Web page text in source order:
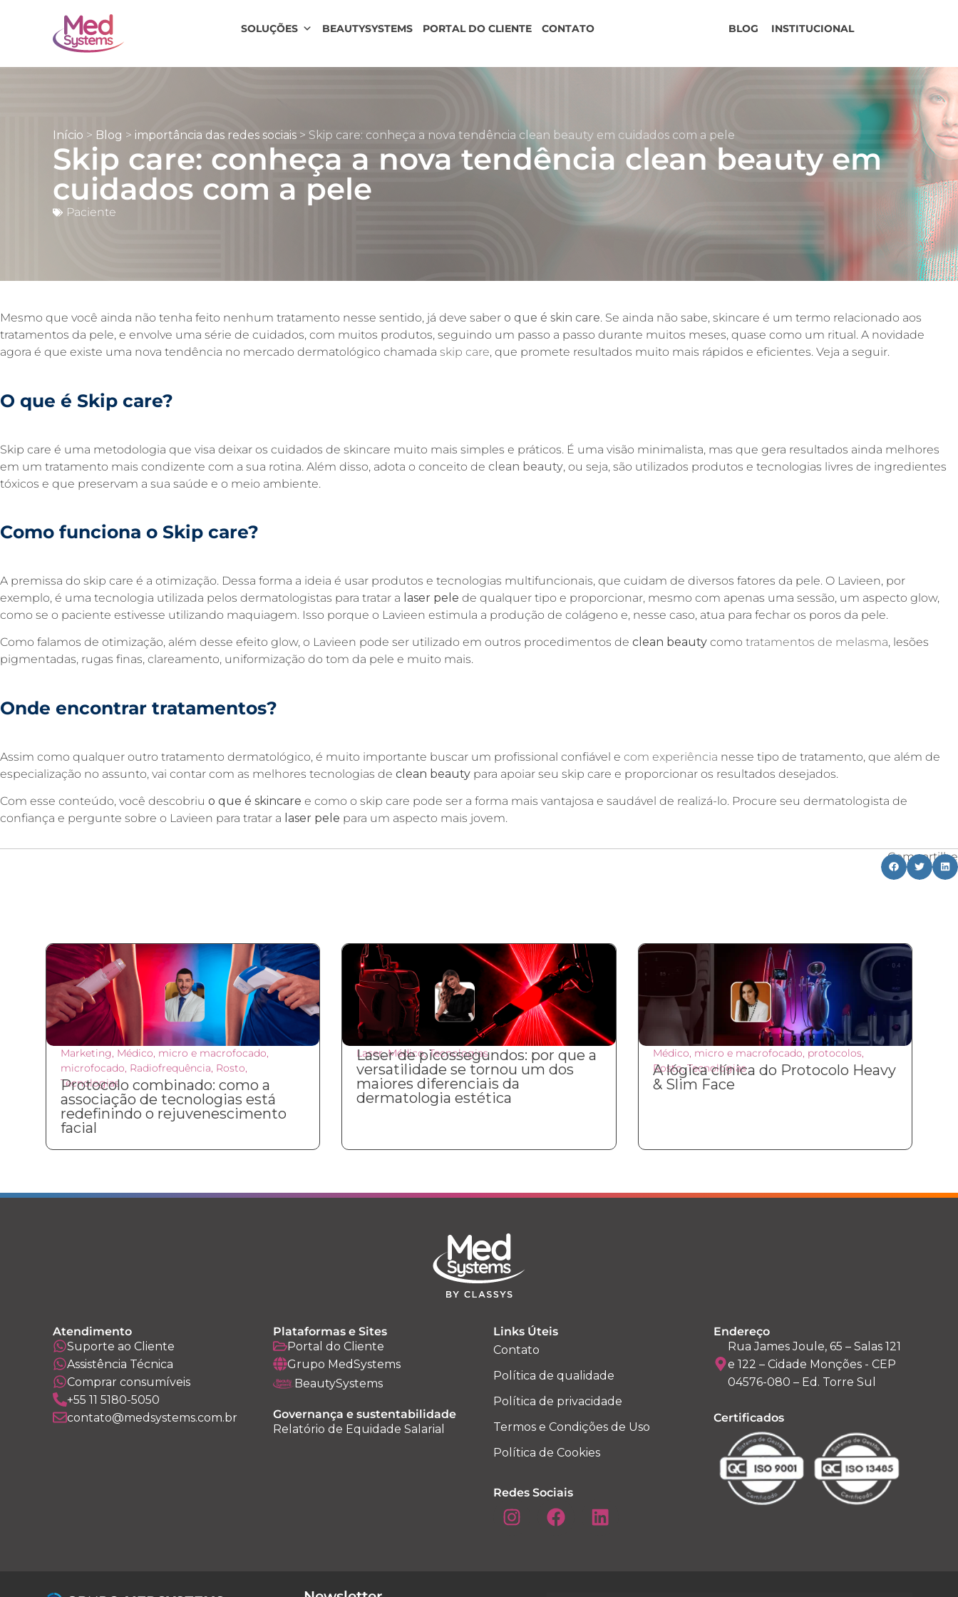
SOLUÇÕES BEAUTYSYSTEMS PORTAL DO CLIENTE CONTATO INSTITUCIONAL
BLOG
Início > Blog > importância das redes sociais > Skip care: conheça a nova tendência clean beauty em cuidados com a pele
Skip care: conheça a nova tendência clean beauty em
cuidados com a pele
Paciente
Mesmo que você ainda não tenha feito nenhum tratamento nesse sentido, já deve saber o que é skin care. Se ainda não sabe, skincare é um termo relacionado aos
tratamentos da pele, e envolve uma série de cuidados, com muitos produtos, seguindo um passo a passo durante muitos meses, quase como um ritual. A novidade
agora é que existe uma nova tendência no mercado dermatológico chamada skip care, que promete resultados muito mais rápidos e eficientes. Veja a seguir.
O que é Skip care?
Skip care é uma metodologia que visa deixar os cuidados de skincare muito mais simples e práticos. É uma visão minimalista, mas que gera resultados ainda melhores
em um tratamento mais condizente com a sua rotina. Além disso, adota o conceito de clean beauty, ou seja, são utilizados produtos e tecnologias livres de ingredientes
tóxicos e que preservam a sua saúde e o meio ambiente.
Como funciona o Skip care?
A premissa do skip care é a otimização. Dessa forma a ideia é usar produtos e tecnologias multifuncionais, que cuidam de diversos fatores da pele. O Lavieen, por
exemplo, é uma tecnologia utilizada pelos dermatologistas para tratar a laser pele de qualquer tipo e proporcionar, mesmo com apenas uma sessão, um aspecto glow,
como se o paciente estivesse utilizando maquiagem. Isso porque o Lavieen estimula a produção de colágeno e, nesse caso, atua para fechar os poros da pele.
Como falamos de otimização, além desse efeito glow, o Lavieen pode ser utilizado em outros procedimentos de clean beauty como tratamentos de melasma, lesões
pigmentadas, rugas finas, clareamento, uniformização do tom da pele e muito mais.
Onde encontrar tratamentos?
Assim como qualquer outro tratamento dermatológico, é muito importante buscar um profissional confiável e com experiência nesse tipo de tratamento, que além de
especialização no assunto, vai contar com as melhores tecnologias de clean beauty para apoiar seu skip care e proporcionar os resultados desejados.
Com esse conteúdo, você descobriu o que é skincare e como o skip care pode ser a forma mais vantajosa e saudável de realizá-lo. Procure seu dermatologista de
confiança e pergunte sobre o Lavieen para tratar a laser pele para um aspecto mais jovem.
Compartilhe
Marketing, Médico, micro e macrofocado,
microfocado, Radiofrequência, Rosto,
Tecnologias
Protocolo combinado: como a
associação de tecnologias está
redefinindo o rejuvenescimento
facial
Laser,Médico,Tecnologias
Laser de picossegundos: por que a
versatilidade se tornou um dos
maiores diferenciais da
dermatologia estética
Médico, micro e macrofocado, protocolos,
Rosto,Tecnologias
A lógica clínica do Protocolo Heavy
& Slim Face
Atendimento
Suporte ao Cliente
Assistência Técnica
Comprar consumíveis
+55 11 5180-5050
contato@medsystems.com.br
Plataformas e Sites
Portal do Cliente
Grupo MedSystems
BeautySystems
Governança e sustentabilidade
Relatório de Equidade Salarial
Links Úteis
Contato
Política de qualidade
Política de privacidade
Termos e Condições de Uso
Política de Cookies
Redes Sociais
Endereço
Rua James Joule, 65 – Salas 121
e 122 – Cidade Monções - CEP
04576-080 – Ed. Torre Sul
Certificados